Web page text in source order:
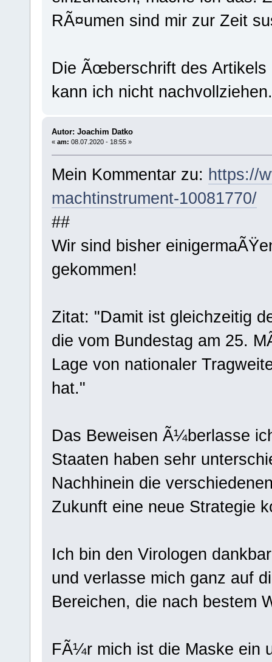
RÃ¤umen sind mir zur Zeit
Die Ãœberschrift des
kann ich nicht nachvollziehen.
Autor: Joachim Datko
« am: 08.07.2020 - 18:55 »
Mein Kommentar zu: https://
machtinstrument-10081770/
##
Wir sind bisher
gekommen!
Zitat: "Damit ist gleichzeitig
die vom Bundestag am 25.
Lage von nationaler
hat."
Das Beweisen Ã¼berlasse
Staaten haben sehr
Nachhinein die
Zukunft eine neue Strategie
Ich bin den Virologen
und verlasse mich ganz auf
Bereichen, die nach bestem
FÃ¼r mich ist die Maske ein